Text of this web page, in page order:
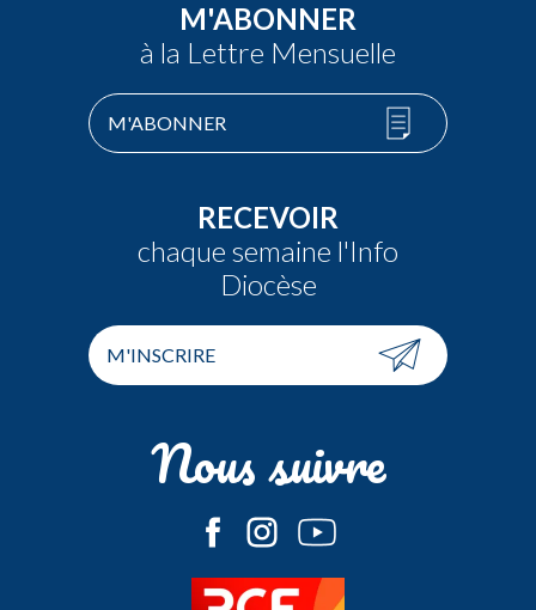
M'ABONNER
à la Lettre Mensuelle
M'ABONNER
RECEVOIR
chaque semaine l'Info
Diocèse
M'INSCRIRE
Nous suivre